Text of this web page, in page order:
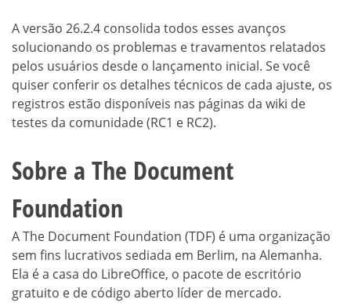
A versão 26.2.4 consolida todos esses avanços
solucionando os problemas e travamentos relatados
pelos usuários desde o lançamento inicial. Se você
quiser conferir os detalhes técnicos de cada ajuste, os
registros estão disponíveis nas páginas da wiki de
testes da comunidade (RC1 e RC2).
Sobre a The Document
Foundation
A The Document Foundation (TDF) é uma organização
sem fins lucrativos sediada em Berlim, na Alemanha.
Ela é a casa do LibreOffice, o pacote de escritório
gratuito e de código aberto líder de mercado.